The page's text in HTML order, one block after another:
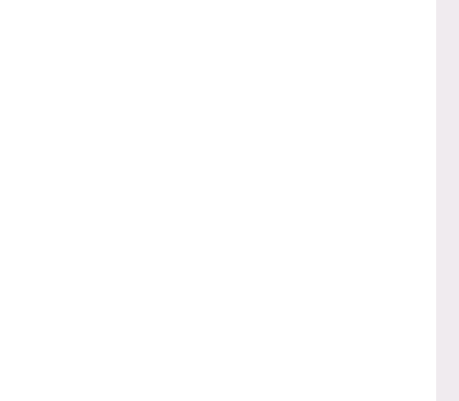
Cote Ouest et compagnie… »